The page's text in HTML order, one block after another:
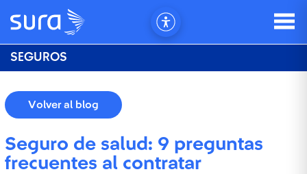
SEGUROS
Volver al blog
Seguro de salud: 9 preguntas
frecuentes al contratar